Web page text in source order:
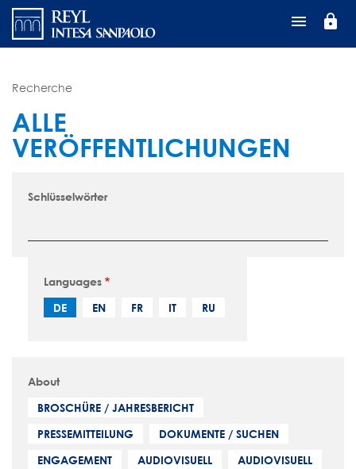
Direkt
zum
Inhalt
lock
Recherche
ALLE
VERÖFFENTLICHUNGEN
Schlüsselwörter
Languages
DE
EN FR IT RU
About
BROSCHÜRE / JAHRESBERICHT
PRESSEMITTEILUNG
DOKUMENTE / SUCHEN
ENGAGEMENT
AUDIOVISUELL
AUDIOVISUELL